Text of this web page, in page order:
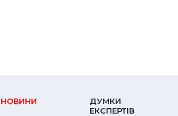
НОВИНИ
ДУМКИ
ЕКСПЕРТIВ